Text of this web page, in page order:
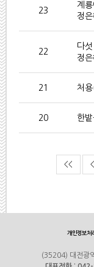
23
계
정
22
다
정
21 처
20 한
<< <
개인정보처
(35204) 대전광